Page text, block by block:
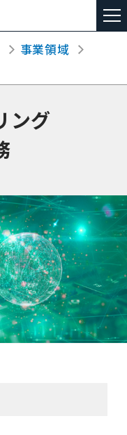
み
事業領域
ング